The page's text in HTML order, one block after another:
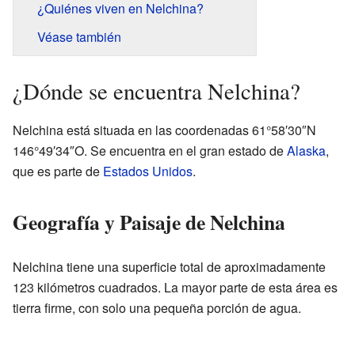
¿Quiénes viven en Nelchina?
Véase también
¿Dónde se encuentra Nelchina?
Nelchina está situada en las coordenadas 61°58′30″N
146°49′34″O. Se encuentra en el gran estado deAlaska,
que es parte de Estados Unidos.
Geografía y Paisaje de Nelchina
Nelchina tiene una superficie total de aproximadamente
123 kilómetros cuadrados. La mayor parte de esta área es
tierra firme, con solo una pequeña porción de agua.